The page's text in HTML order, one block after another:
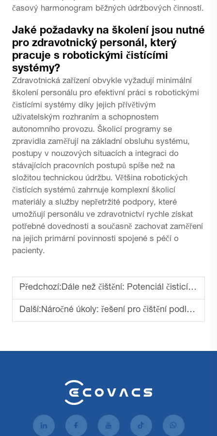
časový harmonogram běžných údržbových činností.
Jaké požadavky na školení jsou nutné
pro zdravotnický personál, který
pracuje s robotickými čistícími
systémy?
Zdravotnická zařízení obvykle vyžadují minimální
školení personálu pro efektivní práci s robotickými
čistícími systémy díky jejich přívětivým
uživatelským rozhraním a schopnostem
autonomního provozu. Školicí programy se
zpravidla zaměřují na základní obsluhu systému,
postupy v nouzových situacích a integraci do
stávajících pracovních postupů spíše než na
složitou technickou údržbu. Většina robotických
čistících systémů zahrnuje komplexní školicí
materiály a služby nepřetržité podpory, které
umožňují personálu ve zdravotnictví rychle získat
potřebné dovednosti a současně zachovat zaměření
na jejich primární povinnosti spojené s péčí o
pacienty.
Předchozí: Dále než čištění: Potenciál čisticích robotů pro sběr dat
Další: Náročné úkoly: řešení pro čištění podlah v průmyslových prostorách, skladových halech a továrnách